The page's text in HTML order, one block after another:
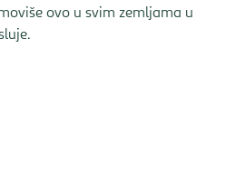
ovo u svim zemljama u